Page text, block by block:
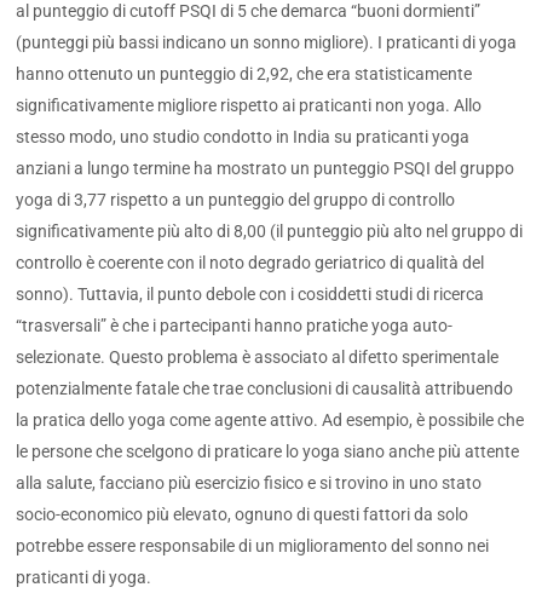
al punteggio di cutoff PSQI di 5 che demarca “buoni dormienti”
(punteggi più bassi indicano un sonno migliore). I praticanti di yoga
hanno ottenuto un punteggio di 2,92, che era statisticamente
significativamente migliore rispetto ai praticanti non yoga. Allo
stesso modo, uno studio condotto in India su praticanti yoga
anziani a lungo termine ha mostrato un punteggio PSQI del gruppo
yoga di 3,77 rispetto a un punteggio del gruppo di controllo
significativamente più alto di 8,00 (il punteggio più alto nel gruppo di
controllo è coerente con il noto degrado geriatrico di qualità del
sonno). Tuttavia, il punto debole con i cosiddetti studi di ricerca
“trasversali” è che i partecipanti hanno pratiche yoga auto-
selezionate. Questo problema è associato al difetto sperimentale
potenzialmente fatale che trae conclusioni di causalità attribuendo
la pratica dello yoga come agente attivo. Ad esempio, è possibile che
le persone che scelgono di praticare lo yoga siano anche più attente
alla salute, facciano più esercizio fisico e si trovino in uno stato
socio-economico più elevato, ognuno di questi fattori da solo
potrebbe essere responsabile di un miglioramento del sonno nei
praticanti di yoga.